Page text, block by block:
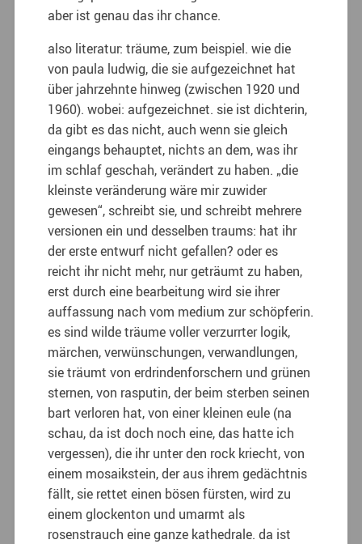
aber ist genau das ihr chance.
also literatur: träume, zum beispiel. wie die
von paula ludwig, die sie aufgezeichnet hat
über jahrzehnte hinweg (zwischen 1920 und
1960). wobei: aufgezeichnet. sie ist dichterin,
da gibt es das nicht, auch wenn sie gleich
eingangs behauptet, nichts an dem, was ihr
im schlaf geschah, verändert zu haben. „die
kleinste veränderung wäre mir zuwider
gewesen“, schreibt sie, und schreibt mehrere
versionen ein und desselben traums: hat ihr
der erste entwurf nicht gefallen? oder es
reicht ihr nicht mehr, nur geträumt zu haben,
erst durch eine bearbeitung wird sie ihrer
auffassung nach vom medium zur schöpferin.
es sind wilde träume voller verzurrter logik,
märchen, verwünschungen, verwandlungen,
sie träumt von erdrindenforschern und grünen
sternen, von rasputin, der beim sterben seinen
bart verloren hat, von einer kleinen eule (na
schau, da ist doch noch eine, das hatte ich
vergessen), die ihr unter den rock kriecht, von
einem mosaikstein, der aus ihrem gedächtnis
fällt, sie rettet einen bösen fürsten, wird zu
einem glockenton und umarmt als
rosenstrauch eine ganze kathedrale. da ist